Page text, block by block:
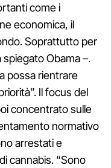
come i
economica, il
Soprattutto per
spiegato Obama –.
possa rientrare
Il focus del
concentrato sulle
normativo
arrestati e
cannabis. “Sono